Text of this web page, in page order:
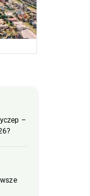
–